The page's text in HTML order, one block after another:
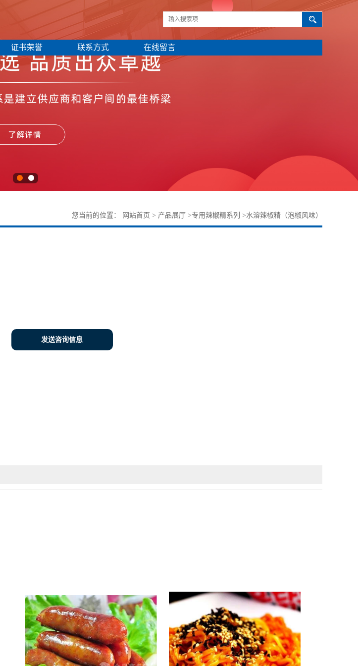
证书荣誉 联系方式 在线留言
您当前的位置： 网站首页 > 产品展厅 >专用辣椒精系列 >水溶辣椒精（泡椒风味）
发送咨询信息